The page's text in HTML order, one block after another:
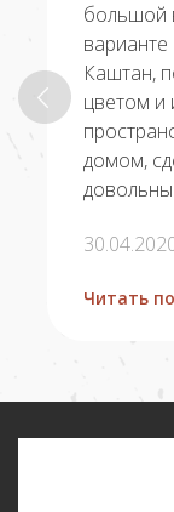
большой
варианте
Каштан,
цветом и
домом,
довольны.
Читать